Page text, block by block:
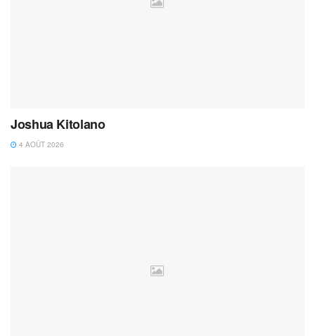
Joshua Kitolano
4 AOÛT 2026